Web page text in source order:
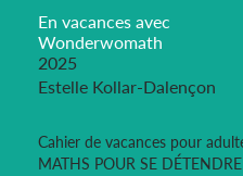
En vacances avec
Wonderwomath
2025
Estelle Kollar-Dalençon
Cahier de vacances pour
MATHS POUR SE